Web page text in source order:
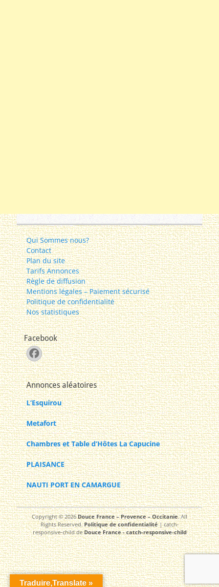
Qui Sommes nous?
Contact
Plan du site
Tarifs Annonces
Règle de diffusion
Mentions légales – Paiement sécurisé
Politique de confidentialité
Nos statistiques
Facebook
Facebook
Annonces aléatoires
L’Esquirou
Metafort
Chambres et Table d’Hôtes La Capucine
PLAISANCE
NAUTI PORT EN CAMARGUE
Copyright © 2026Douce France – Provence – Occitanie. All
Rights Reserved.Politique de confidentialité| catch-
responsive-child deDouce France - catch-responsive-child
Traduire,Translate »